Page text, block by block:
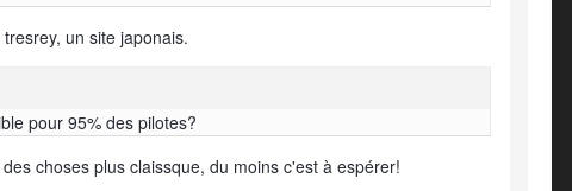
un site japonais.
pour 95% des pilotes?
choses plus claissque, du moins c'est à espérer!